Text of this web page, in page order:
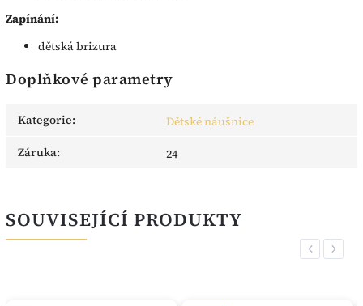
Zapínání:
dětská brizura
Doplňkové parametry
Kategorie:
Dětské náušnice
Záruka: 24
SOUVISEJÍCÍ PRODUKTY
Previous
Next